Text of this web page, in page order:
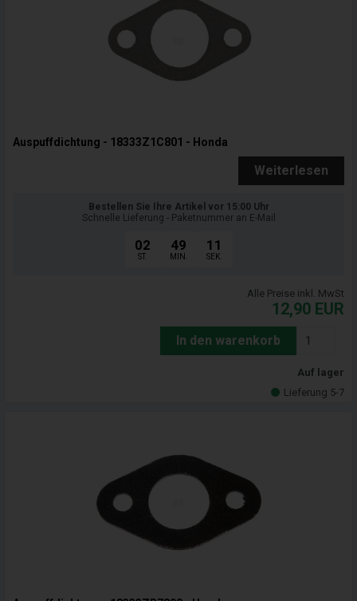
Auspuffdichtung - 18333Z1C801 - Honda
Weiterlesen
Bestellen Sie Ihre Artikel vor 15:00 Uhr
Schnelle Lieferung - Paketnummer an E-Mail
02
ST.
49
MIN.
09
SEK.
Alle Preise inkl. MwSt
12,90 EUR
In den warenkorb
Auf lager
Lieferung 5-7